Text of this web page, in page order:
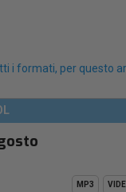
i formati, per questo
MP3